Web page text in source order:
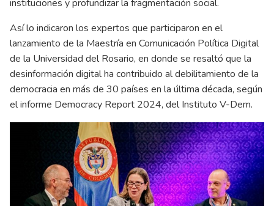
instituciones y profundizar la fragmentación social.
Así lo indicaron los expertos que participaron en el
lanzamiento de la Maestría en Comunicación Política Digital
de la Universidad del Rosario, en donde se resaltó que la
desinformación digital ha contribuido al debilitamiento de la
democracia en más de 30 países en la última década, según
el informe Democracy Report 2024, del Instituto V-Dem.